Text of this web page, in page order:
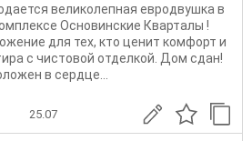
великолепная евродвушка в
Основинские Кварталы !
для тех, кто ценит комфорт и
с чистовой отделкой. Дом сдан!
в сердце...
25.07